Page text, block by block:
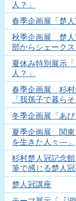
人？」
春季企画展「楚
秋季企画展 楚人
部からシェーク
夏休み特別展示
人？」
春季企画展 杉村
「我孫子で暮ら
冬季企画展「あび
夏季企画展 関東
を生きた人々―」
杉村楚人冠記念
筆で感じる楚人冠
楚人冠講座